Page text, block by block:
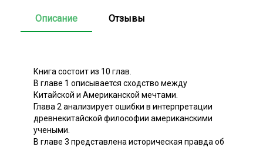
Описание Отзывы
Книга состоит из 10 глав.
В главе 1 описывается сходство между
Китайской и Американской мечтами.
Глава 2 анализирует ошибки в интерпретации
древнекитайской философии американскими
учеными.
В главе 3 представлена историческая правда об